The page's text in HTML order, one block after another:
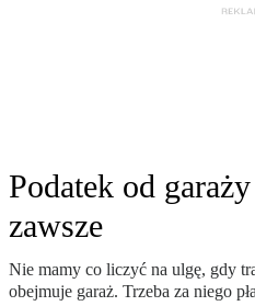
Podatek od
zawsze
Nie mamy co liczyć na ulgę, gdy
obejmuje garaż. Trzeba za niego